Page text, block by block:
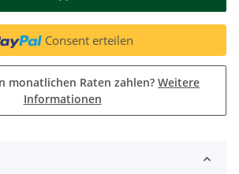
Consent erteilen
monatlichen Raten zahlen? Weitere
Informationen